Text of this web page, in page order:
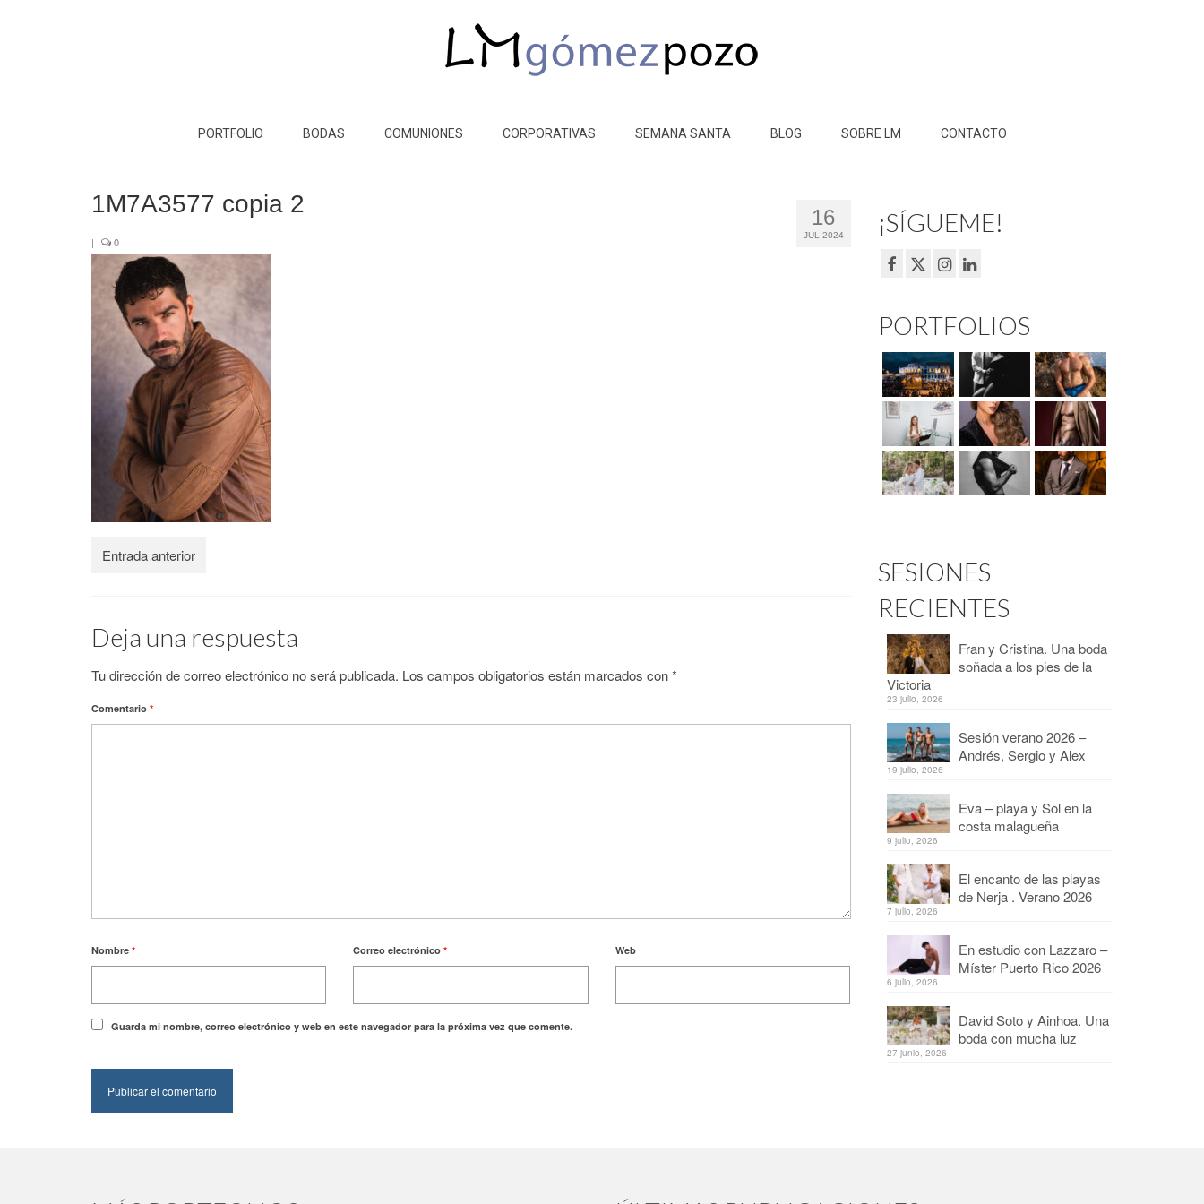
PORTFOLIO BODAS COMUNIONES CORPORATIVAS SEMANA SANTA BLOG SOBRE LM CONTACTO
16
JUL 2024
1M7A3577 copia 2
| 0
Entrada anterior
Deja una respuesta
Tu dirección de correo electrónico no será publicada. Los campos obligatorios están marcados con*
Comentario *
Nombre * Correo electrónico* Web
Guarda mi nombre, correo electrónico y web en este navegador para la próxima vez que comente.
¡SÍGUEME!
PORTFOLIOS
SESIONES
RECIENTES
Fran y Cristina. Una boda
soñada a los pies de la
Victoria
23 julio, 2026
Sesión verano 2026 –
Andrés, Sergio y Alex
19 julio, 2026
Eva – playa y Sol en la
costa malagueña
9 julio, 2026
El encanto de las playas
de Nerja . Verano 2026
7 julio, 2026
En estudio con Lazzaro –
Míster Puerto Rico 2026
6 julio, 2026
David Soto y Ainhoa. Una
boda con mucha luz
27 junio, 2026